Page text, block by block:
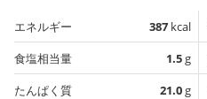
エネルギー 387 kcal
食塩相当量
1.5g
たんぱく質
21.0g